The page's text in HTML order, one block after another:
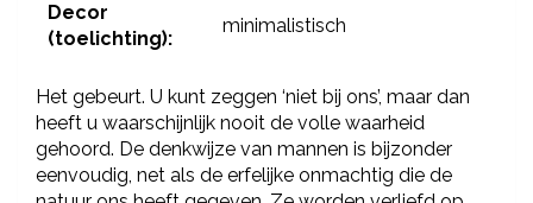
Decor
(toelichting):
minimalistisch
Het gebeurt. U kunt zeggen ‘niet bij ons’, maar dan
heeft u waarschijnlijk nooit de volle waarheid
gehoord. De denkwijze van mannen is bijzonder
eenvoudig, net als de erfelijke onmachtig die de